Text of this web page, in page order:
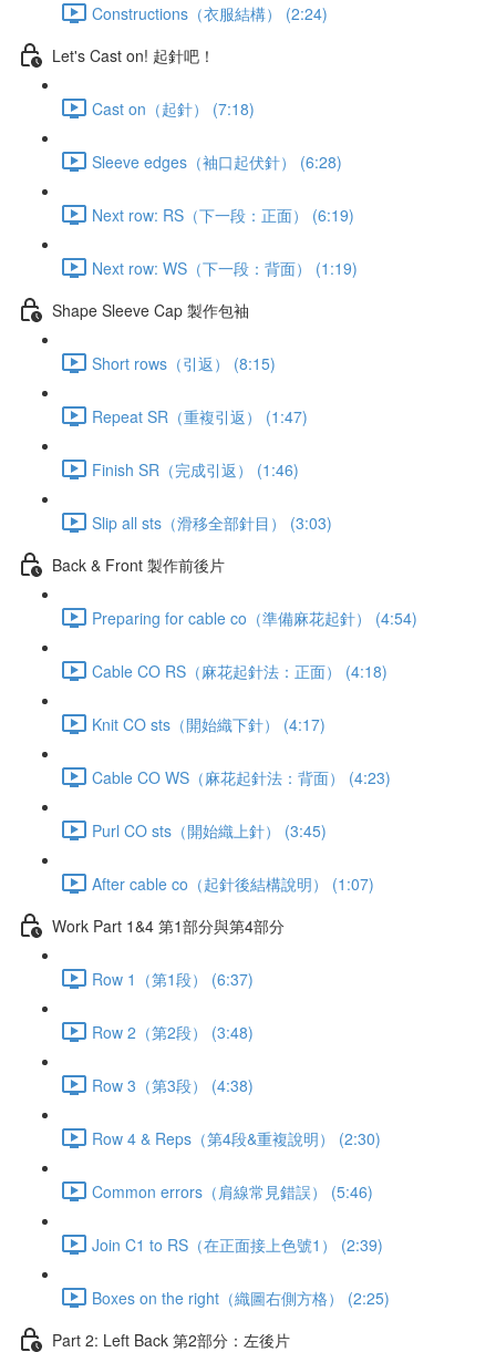
Constructions（衣服結構） (2:24)
Let's Cast on! 起針吧！
Cast on（起針） (7:18)
Sleeve edges（袖口起伏針） (6:28)
Next row: RS（下一段：正面） (6:19)
Next row: WS（下一段：背面） (1:19)
Shape Sleeve Cap 製作包袖
Short rows（引返） (8:15)
Repeat SR（重複引返） (1:47)
Finish SR（完成引返） (1:46)
Slip all sts（滑移全部針目） (3:03)
Back & Front 製作前後片
Preparing for cable co（準備麻花起針） (4:54)
Cable CO RS（麻花起針法：正面） (4:18)
Knit CO sts（開始織下針） (4:17)
Cable CO WS（麻花起針法：背面） (4:23)
Purl CO sts（開始織上針） (3:45)
After cable co（起針後結構說明） (1:07)
Work Part 1&4 第1部分與第4部分
Row 1（第1段） (6:37)
Row 2（第2段） (3:48)
Row 3（第3段） (4:38)
Row 4 & Reps（第4段&重複說明） (2:30)
Common errors（肩線常見錯誤） (5:46)
Join C1 to RS（在正面接上色號1） (2:39)
Boxes on the right（織圖右側方格） (2:25)
Part 2: Left Back 第2部分：左後片